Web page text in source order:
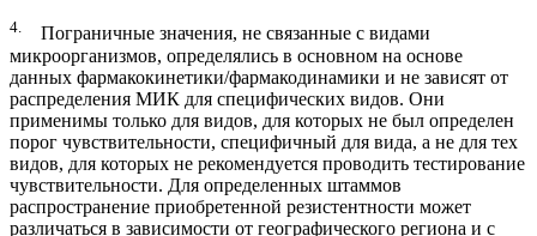
4.
Пограничные значения, не связанные с видами
микроорганизмов, определялись в основном на основе
данных фармакокинетики/фармакодинамики и не зависят от
распределения МИК для специфических видов. Они
применимы только для видов, для которых не был определен
порог чувствительности, специфичный для вида, а не для тех
видов, для которых не рекомендуется проводить тестирование
чувствительности. Для определенных штаммов
распространение приобретенной резистентности может
различаться в зависимости от географического региона и с